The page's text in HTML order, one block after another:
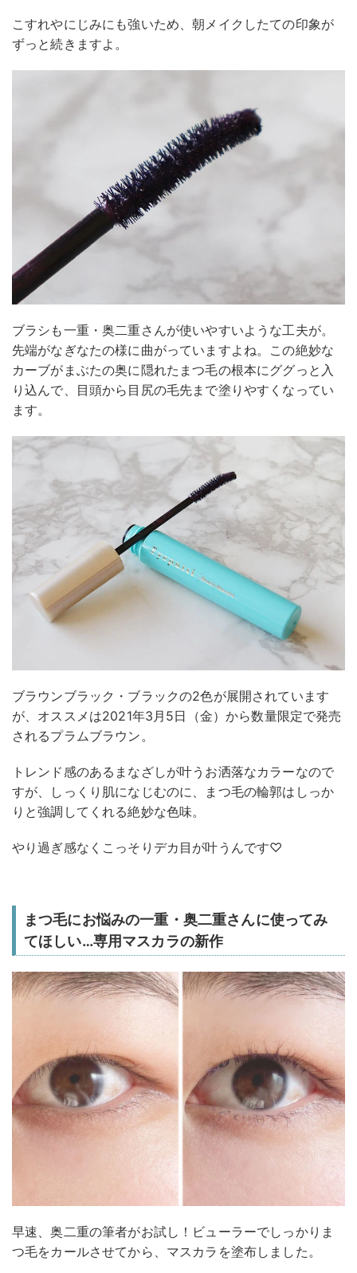
こすれやにじみにも強いため、朝メイクしたての印象が
ずっと続きますよ。
ブラシも一重・奥二重さんが使いやすいような工夫が。
先端がなぎなたの様に曲がっていますよね。この絶妙な
カーブがまぶたの奥に隠れたまつ毛の根本にググっと入
り込んで、目頭から目尻の毛先まで塗りやすくなってい
ます。
ブラウンブラック・ブラックの2色が展開されています
が、オススメは2021年3月5日（金）から数量限定で発売
されるプラムブラウン。
トレンド感のあるまなざしが叶うお洒落なカラーなので
すが、しっくり肌になじむのに、まつ毛の輪郭はしっか
りと強調してくれる絶妙な色味。
やり過ぎ感なくこっそりデカ目が叶うんです♡
まつ毛にお悩みの一重・奥二重さんに使ってみ
てほしい…専用マスカラの新作
早速、奥二重の筆者がお試し！ビューラーでしっかりま
つ毛をカールさせてから、マスカラを塗布しました。